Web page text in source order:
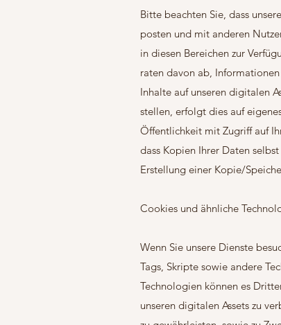
Bitte beachten Sie, dass
posten und mit anderen
in diesen Bereichen zur
raten davon ab,
Inhalte auf unseren digitalen
stellen, erfolgt dies auf
Öffentlichkeit mit Zugriff auf
dass Kopien Ihrer Daten
Erstellung einer Kopie/
Cookies und ähnliche
Wenn Sie unsere Dienste
Tags, Skripte sowie andere
Technologien können es
unseren digitalen Assets zu